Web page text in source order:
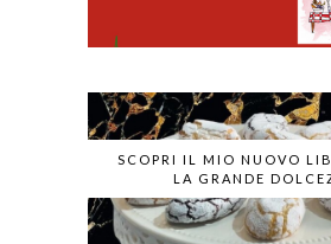
SCOPRI IL MIO NUOVO
LA GRANDE